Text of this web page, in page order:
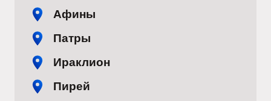
Афины
Патры
Ираклион
Пирей